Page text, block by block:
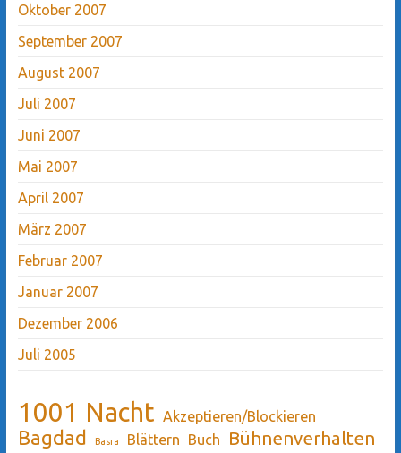
Oktober 2007
September 2007
August 2007
Juli 2007
Juni 2007
Mai 2007
April 2007
März 2007
Februar 2007
Januar 2007
Dezember 2006
Juli 2005
1001 Nacht Akzeptieren/Blockieren
Bagdad Basra Blättern Buch Bühnenverhalten